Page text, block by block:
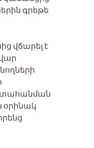
գրեթե
վճարել է